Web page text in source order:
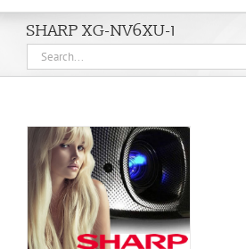
SHARP XG-NV6XU-1
Search
for: